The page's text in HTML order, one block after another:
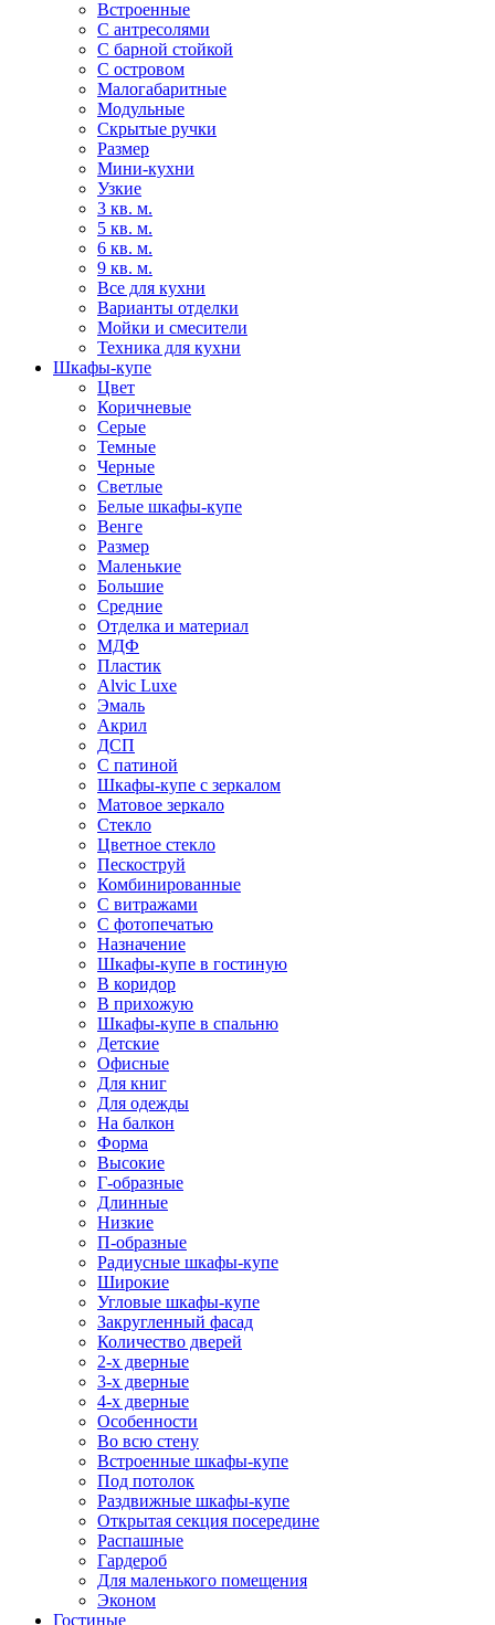
Встроенные
С антресолями
С барной стойкой
С островом
Малогабаритные
Модульные
Скрытые ручки
Размер
Мини-кухни
Узкие
3 кв. м.
5 кв. м.
6 кв. м.
9 кв. м.
Все для кухни
Варианты отделки
Мойки и смесители
Техника для кухни
Шкафы-купе
Цвет
Коричневые
Серые
Темные
Черные
Светлые
Белые шкафы-купе
Венге
Размер
Маленькие
Большие
Средние
Отделка и материал
МДФ
Пластик
Alvic Luxe
Эмаль
Акрил
ДСП
С патиной
Шкафы-купе с зеркалом
Матовое зеркало
Стекло
Цветное стекло
Пескоструй
Комбинированные
С витражами
С фотопечатью
Назначение
Шкафы-купе в гостиную
В коридор
В прихожую
Шкафы-купе в спальню
Детские
Офисные
Для книг
Для одежды
На балкон
Форма
Высокие
Г-образные
Длинные
Низкие
П-образные
Радиусные шкафы-купе
Широкие
Угловые шкафы-купе
Закругленный фасад
Количество дверей
2-х дверные
3-х дверные
4-х дверные
Особенности
Во всю стену
Встроенные шкафы-купе
Под потолок
Раздвижные шкафы-купе
Открытая секция посередине
Распашные
Гардероб
Для маленького помещения
Эконом
Гостиные